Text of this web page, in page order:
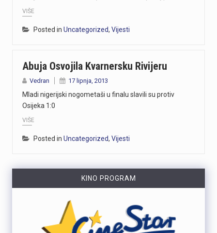
https://youtu.be/MxppqkGISgM U umjetničkom paviljonu Juraj Šporer u Opatiji otvorena je izložba Pop arta pred gotovo 800 posjetitelja, nakon čega je održano i stručno vodstvo. Djela dolaze iz jedne od najvećih privatnih zbirki u Austriji koju su 1960-ih pokrenuli Peter Infeld i njegova majka, a uključuje i radove Andyja Warhola. Izložba ostaje otvorena do 27. rujna i može se razgledati svakim danom od 10 do 22 sata. Više u videoprilogu:
VIŠE
Posted in Uncategorized, Vijesti
Abuja Osvojila Kvarnersku Rivijeru
Vedran 17 lipnja, 2013
Mladi nigerijski nogometaši u finalu slavili su protiv
Osijeka 1:0
VIŠE
Posted in Uncategorized, Vijesti
KINO PROGRAM